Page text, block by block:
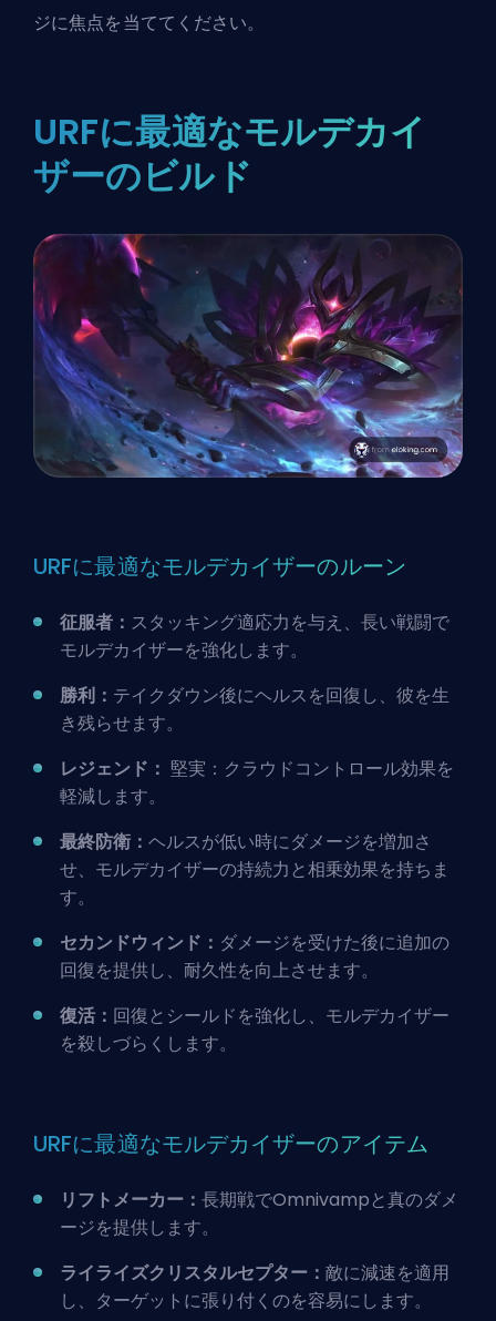
ジに焦点を当ててください。
URFに最適なモルデカイ
ザーのビルド
URFに最適なモルデカイザーのルーン
征服者： スタッキング適応力を与え、長い戦闘で
モルデカイザーを強化します。
勝利： テイクダウン後にヘルスを回復し、彼を生
き残らせます。
レジェンド： 堅実：クラウドコントロール効果を
軽減します。
最終防衛： ヘルスが低い時にダメージを増加さ
せ、モルデカイザーの持続力と相乗効果を持ちま
す。
セカンドウィンド： ダメージを受けた後に追加の
回復を提供し、耐久性を向上させます。
復活： 回復とシールドを強化し、モルデカイザー
を殺しづらくします。
URFに最適なモルデカイザーのアイテム
リフトメーカー： 長期戦でOmnivampと真のダメ
ージを提供します。
ライライズクリスタルセプター： 敵に減速を適用
し、ターゲットに張り付くのを容易にします。